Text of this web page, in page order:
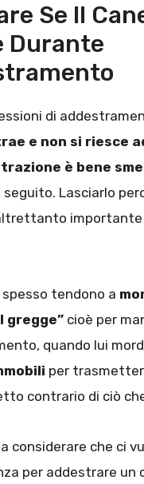
Se Il
Durante
di
e non si riesce
è bene
seguito. Lasciarlo
importante
spesso tendono a
gregge” cioè per
quando lui
per
contrario di ciò
considerare che ci
per addestrare un